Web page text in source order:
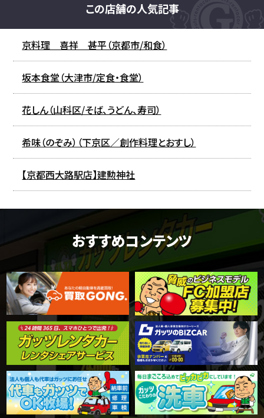
この店舗の人気記事
京料理 喜祥 甚平（京都市/和食）
坂本食堂（大津市/定食・食堂）
花しん（山科区/そば、うどん、寿司）
希味（のぞみ）（下京区／創作料理とおすし）
【京都西大路駅店】建勲神社
おすすめコンテンツ